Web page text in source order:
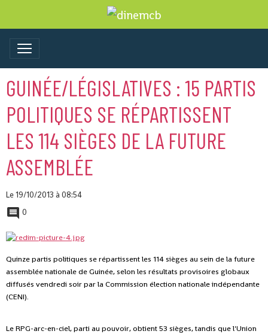
GUINÉE/LÉGISLATIVES : 15 PARTIS
POLITIQUES SE RÉPARTISSENT
LES 114 SIÈGES DE LA FUTURE
ASSEMBLÉE
Le 19/10/2013 à 08:54
0
Quinze partis politiques se répartissent les 114 sièges au sein de la future
assemblée nationale de Guinée, selon les résultats provisoires globaux
diffusés vendredi soir par la Commission élection nationale indépendante
(CENI).
Le RPG-arc-en-ciel, parti au pouvoir, obtient 53 sièges, tandis que l'Union